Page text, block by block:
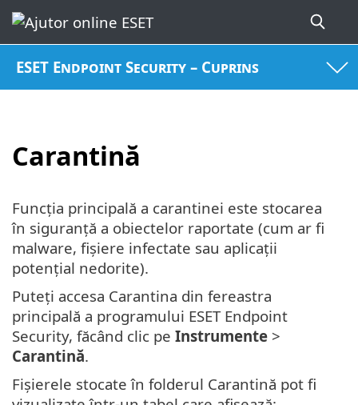
ESET Endpoint Security – Cuprins
Carantină
Funcția principală a carantinei este stocarea
în siguranță a obiectelor raportate (cum ar fi
malware, fișiere infectate sau aplicații
potențial nedorite).
Puteți accesa Carantina din fereastra
principală a programului ESET Endpoint
Security, făcând clic pe Instrumente >
Carantină.
Fișierele stocate în folderul Carantină pot fi